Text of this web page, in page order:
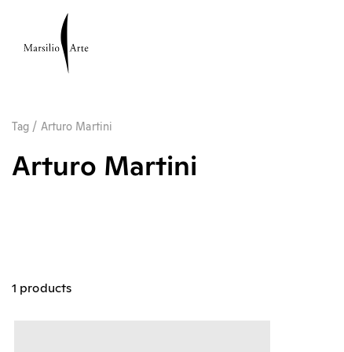
Tag / Arturo Martini
Arturo Martini
1 products